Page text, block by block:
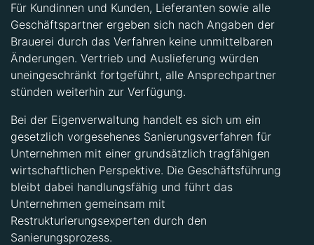
Für Kundinnen und Kunden, Lieferanten sowie alle
Geschäftspartner ergeben sich nach Angaben der
Brauerei durch das Verfahren keine unmittelbaren
Änderungen. Vertrieb und Auslieferung würden
uneingeschränkt fortgeführt, alle Ansprechpartner
stünden weiterhin zur Verfügung.
Bei der Eigenverwaltung handelt es sich um ein
gesetzlich vorgesehenes Sanierungsverfahren für
Unternehmen mit einer grundsätzlich tragfähigen
wirtschaftlichen Perspektive. Die Geschäftsführung
bleibt dabei handlungsfähig und führt das
Unternehmen gemeinsam mit
Restrukturierungsexperten durch den
Sanierungsprozess.